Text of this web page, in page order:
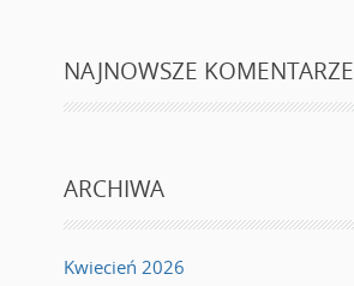
NAJNOWSZE KOMENTARZE
ARCHIWA
Kwiecień 2026